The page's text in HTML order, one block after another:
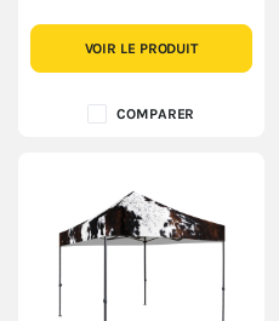
VOIR LE PRODUIT
COMPARER